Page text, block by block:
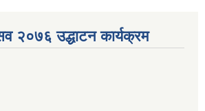
२०७६ उद्धाटन कार्यक्रम